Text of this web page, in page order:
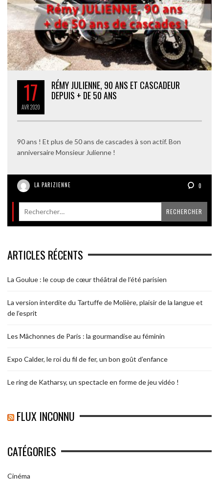
17
AVR2020
RÉMY JULIENNE, 90 ANS ET CASCADEUR
DEPUIS + DE 50 ANS
90 ans ! Et plus de 50 ans de cascades à son actif. Bon
anniversaire Monsieur Julienne !
LA PARIZIENNE 0
ARTICLES RÉCENTS
La Goulue : le coup de cœur théâtral de l’été parisien
La version interdite du Tartuffe de Molière, plaisir de la langue et
de l’esprit
Les Mâchonnes de Paris : la gourmandise au féminin
Expo Calder, le roi du fil de fer, un bon goût d’enfance
Le ring de Katharsy, un spectacle en forme de jeu vidéo !
FLUX INCONNU
CATÉGORIES
Cinéma